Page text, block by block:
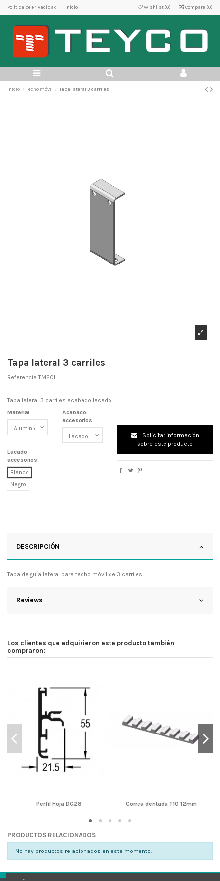
Política de Privacidad Inicio Wishlist (0) Compare (0)
Inicio Techo móvil Tapa lateral 3 carriles
Tapa lateral 3 carriles
Referencia TM20L
Tapa lateral 3 carriles acabado lacado
Material
Acabado
accesorios
Lacado
accesorios
Blanco
Negro
Solicitar información
sobre este producto.
DESCRIPCIÓN
Tapa de guía lateral para techo móvil de 3 carriles
Reviews
Los clientes que adquirieron este producto también
compraron:
Perfil Hoja DG28 Correa dentada T10 12mm
PRODUCTOS RELACIONADOS
No hay productos relacionados en este momento.